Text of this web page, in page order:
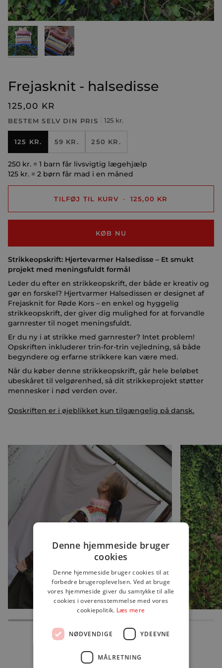
Frejasknit - halsedisse
125,00 KR
BESTEM SELV DIN PRIS 125 kr.
125 KR. 59 KR. 250 KR.
250 kr. = 1 barn får livsvigtig lægehjælp
125 kr. = 2 børn får mad i en måned
TILFØJ TIL KURV • 125,00 KR
KØB NU
Strikkeopskrift: Hjertevarmer Halsedisse – Et smukt
projekt med meningsfuldt formål
Leder du efter en strikkeopskrift, der både er kreativ og
gør en forskel? Hjertvarmer Halsedissen er designet af
Frejasknit for Røde Kors – en enkel og hyggelig
strikkeopskrift, der giver dig mulighed for at forvandle
garnrester til noget meningsfuldt.
Er du ny i at strikke med garnrester? Intet problem!
Opskriften inkluderer trin-for-trin vejledning, så både
begyndere og erfarne strikkere kan være med.
Når du køber denne strikkeopskrift, går hele beløbet
ubeskåret til velgørenhed, så dit strikkeprojekt støtter
mennesker i nød verden over.
Opskriften er i øjeblikket kun tilgængelig på dansk.
Zoom Zoom
Denne hjemmeside bruger
cookies
Denne hjemmeside bruger cookies til at
forbedre brugeroplevelsen. Ved at bruge
vores hjemmeside giver du samtykke til alle
cookies i overensstemmelse med vores
cookiepolitik. Læs mere
NØDVENDIGE YDEEVNE
MÅLRETNING